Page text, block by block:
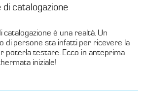
catalogazione
catalogazione è una realtà. Un
di persone sta infatti per ricevere la
poterla testare. Ecco in anteprima
iniziale!